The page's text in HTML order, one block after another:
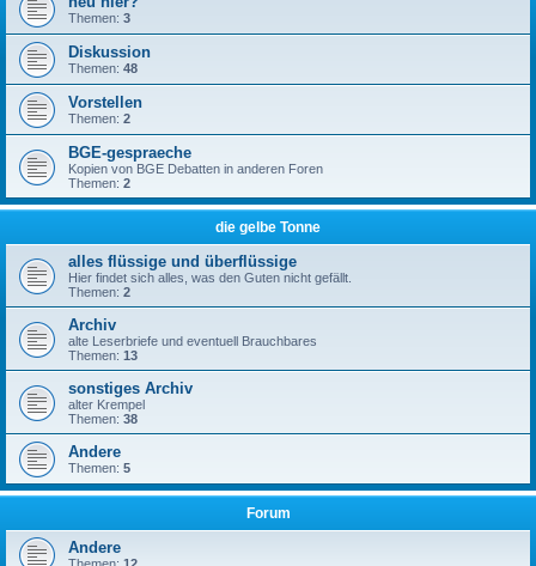
Themen: 3
Diskussion
Themen: 48
Vorstellen
Themen: 2
BGE-gespraeche
Kopien von BGE Debatten in anderen Foren
Themen: 2
die gelbe Tonne
alles flüssige und überflüssige
Hier findet sich alles, was den Guten nicht gefällt.
Themen: 2
Archiv
alte Leserbriefe und eventuell Brauchbares
Themen: 13
sonstiges Archiv
alter Krempel
Themen: 38
Andere
Themen: 5
Forum
Andere